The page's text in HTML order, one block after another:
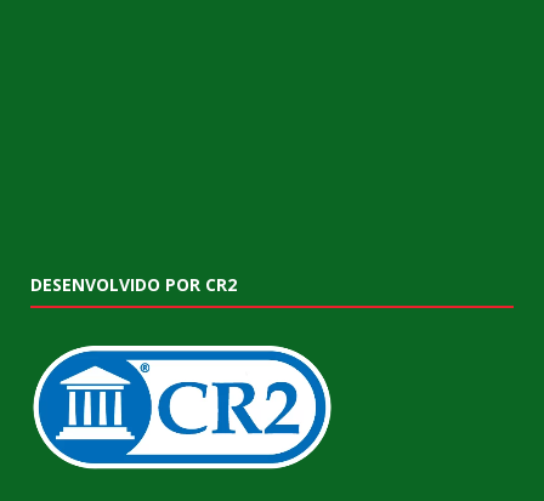
DESENVOLVIDO POR CR2